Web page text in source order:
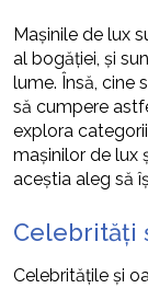
Mașinile de lux
al bogăției, și
lume. Însă, cine
să cumpere
explora
mașinilor de lux
aceștia aleg să
Celebrități
Celebritățile și